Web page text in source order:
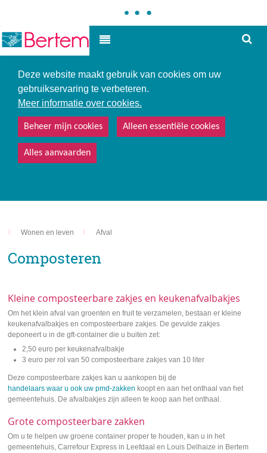
Deze website maakt gebruik van cookies om uw
gebruikservaring te verbeteren.
Meer informatie over cookies.
Beheer mijn cookies Alleen essentiële cookies
Alles aanvaarden
Wonen en leven Afval
Composteren
Kleine composteerbare zakjes en keukenafvalbakjes
Om het klein afval van groenten en fruit te verzamelen, bestaan er kleine
keukenafvalbakjes en composteerbare zakjes. De gevulde zakjes
deponeert u in de gft-container die u buiten zet:
2,50 euro per keukenafvalbakje
3 euro per rol van 50 composteerbare zakjes van 10 liter
Deze composteerbare zakjes kan u aankopen bij de
handelaars waar u ook uw pmd-zakken koopt en aan het onthaal van het
gemeentehuis. De afvalbakjes zijn alleen te koop aan het onthaal.
Grote composteerbare zakken
Om u te helpen uw groene container proper te houden, kan u in het
gemeentehuis, Carrefour Express in Leefdaal en Louis Delhaize in Bertem